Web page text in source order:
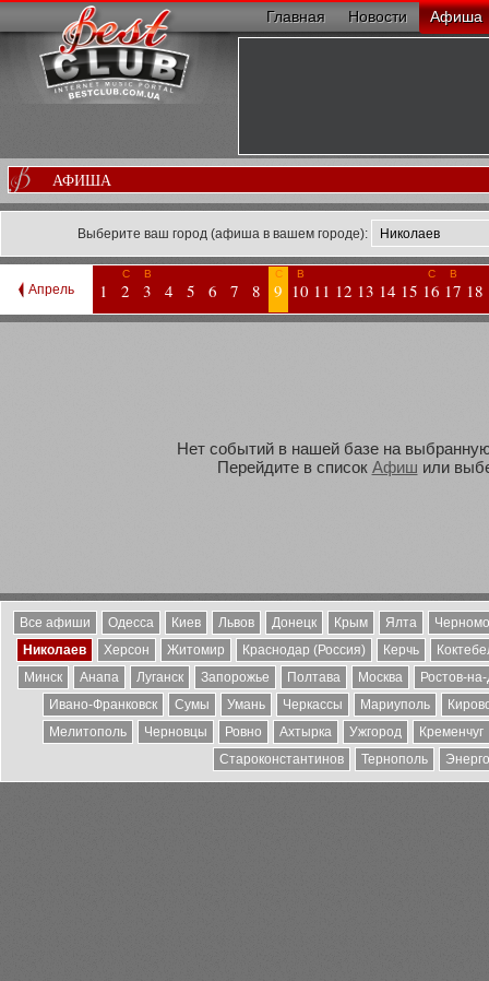
Главная Новости Афиша
АФИША
Выберите ваш город (афиша в вашем городе):
Апрель 1
С
2
В
3 4 5 6 7 8
С
9
В
10 11 12 13 14 15
С
16
В
17 18
Нет событий в нашей базе на
Перейдите в список Афиш или
Все афиши Одесса Киев Львов Донецк Крым Ялта
Николаев
Херсон Житомир Краснодар (Россия) Керчь
Минск
Анапа Луганск Запорожье Полтава Москва
Ростов-
Ивано-Франковск
Сумы Умань Черкассы Мариуполь
Мелитополь
Черновцы Ровно Ахтырка Ужгород
Кременчуг
Староконстантинов
Тернополь